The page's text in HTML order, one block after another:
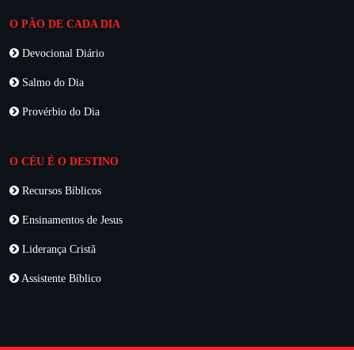
O PÃO DE CADA DIA
Devocional Diário
Salmo do Dia
Provérbio do Dia
O CÉU É O DESTINO
Recursos Bíblicos
Ensinamentos de Jesus
Liderança Cristã
Assistente Bíblico